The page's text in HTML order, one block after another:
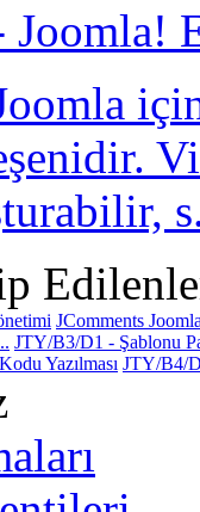
JComments
JTY/B3/D1 - Şablonu
Yazılması JTY/B4/